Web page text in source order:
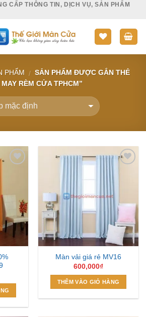
CẤP THÔNG TIN, DỊCH VỤ, SẢN PHẨM
PHẨM / SẢN PHẨM ĐƯỢC GẮN THẺ
MAY RÈM CỬA TPHCM”
Wishlist
Wishlist
Màn vải giá rẻ MV16
600,000₫
THÊM VÀO GIỎ HÀNG